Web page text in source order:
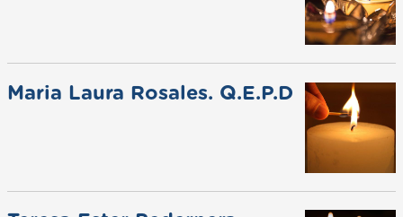
Maria Laura Rosales. Q.E.P.D